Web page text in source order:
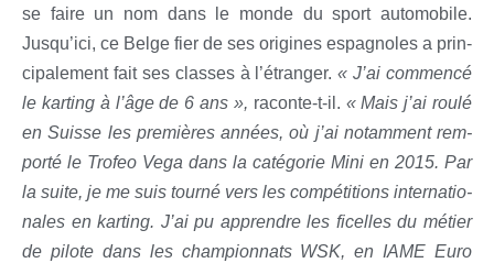
se faire un nom dans le monde du sport auto­mo­bile.
Jusqu’ici, ce Belge fier de ses ori­gines espa­gnoles a prin­
ci­pa­le­ment fait ses classes à l’étranger.« J’ai com­men­cé
le kar­ting à l’âge de 6 ans », raconte-t-il. « Mais j’ai rou­lé
en Suisse les pre­mières années, où j’ai notam­ment rem­
por­té le Tro­feo Vega dans la caté­go­rie Mini en 2015. Par
la suite, je me suis tour­né vers les com­pé­ti­tions inter­na­tio­
nales en kar­ting. J’ai pu apprendre les ficelles du métier
de pilote dans les cham­pion­nats WSK, en IAME Euro